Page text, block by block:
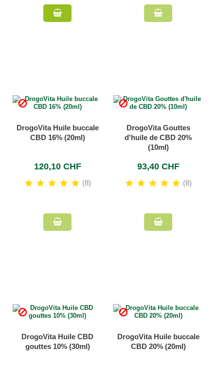

DrogoVita Huile buccale
CBD 16% (20ml)
120,10 CHF
(8)

DrogoVita Gouttes
d'huile de CBD 20%
(10ml)
93,40 CHF
(8)

DrogoVita Huile CBD
gouttes 10% (30ml)

DrogoVita Huile buccale
CBD 20% (20ml)